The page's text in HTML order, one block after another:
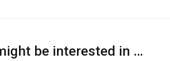
be interested in …